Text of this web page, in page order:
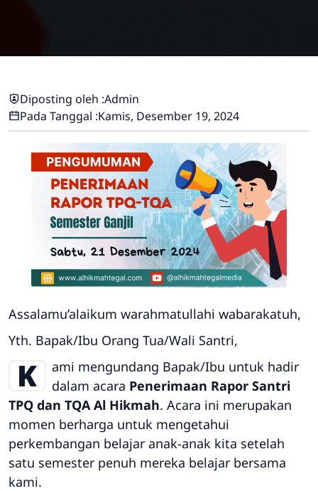
Diposting oleh :Admin
Pada Tanggal :Kamis, Desember 19, 2024
Assalamu’alaikum warahmatullahi wabarakatuh,
Yth. Bapak/Ibu Orang Tua/Wali Santri,
K
ami mengundang Bapak/Ibu untuk hadir
dalam acara Penerimaan Rapor Santri
TPQ dan TQA Al Hikmah. Acara ini merupakan
momen berharga untuk mengetahui
perkembangan belajar anak-anak kita setelah
satu semester penuh mereka belajar bersama
kami.